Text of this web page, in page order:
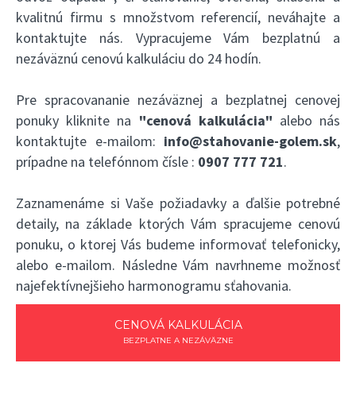
kvalitnú firmu s množstvom referencií, neváhajte a
kontaktujte nás. Vypracujeme Vám bezplatnú a
nezáväznú cenovú kalkuláciu do 24 hodín.
Pre spracovananie nezáväznej a bezplatnej cenovej
ponuky kliknite na "cenová kalkulácia" alebo nás
kontaktujte e-mailom: info@stahovanie-golem.sk,
prípadne na telefónnom čísle : 0907 777 721.
Zaznamenáme si Vaše požiadavky a ďalšie potrebné
detaily, na základe ktorých Vám spracujeme cenovú
ponuku, o ktorej Vás budeme informovať telefonicky,
alebo e-mailom. Následne Vám navrhneme možnosť
najefektívnejšieho harmonogramu sťahovania.
CENOVÁ KALKULÁCIA
BEZPLATNE A NEZÁVÄZNE